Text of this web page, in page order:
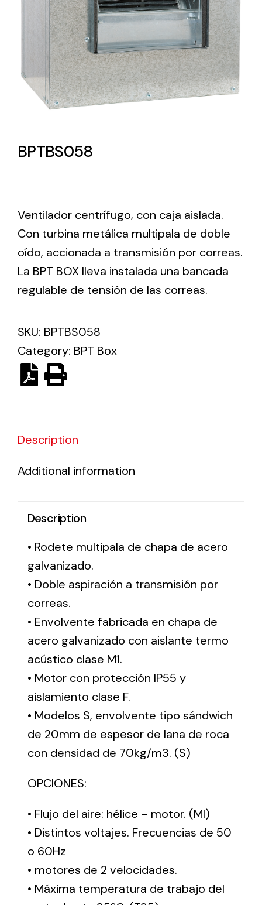
Lighting and Electrical
Equipment
Complete solutions in lighting and electrical
material for each project and need
ventilación industriales
meant a greater offer of ventilation products for
different uses
Iluminación Solar
de necesidades.
Solar lighting
Variety of solar solutions for all kinds of needs.
BPTBS058
Ventilador centrífugo, con caja aislada.
Con turbina metálica multipala de doble
oído, accionada a transmisión por correas.
La BPT BOX lleva instalada una bancada
regulable de tensión de las correas.
SKU: BPTBS058
Category: BPT Box
Description
Additional information
Description
• Rodete multipala de chapa de acero
galvanizado.
• Doble aspiración a transmisión por
correas.
• Envolvente fabricada en chapa de
acero galvanizado con aislante termo
acústico clase M1.
• Motor con protección IP55 y
aislamiento clase F.
• Modelos S, envolvente tipo sándwich
de 20mm de espesor de lana de roca
con densidad de 70kg/m3. (S)
OPCIONES:
• Flujo del aire: hélice – motor. (MI)
• Distintos voltajes. Frecuencias de 50
o 60Hz
• motores de 2 velocidades.
• Máxima temperatura de trabajo del